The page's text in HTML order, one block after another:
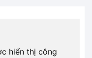
hiển thị công